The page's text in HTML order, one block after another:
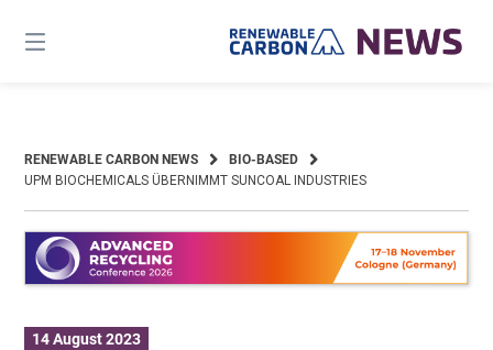
content
RENEWABLE CARBON NEWS
BIO-BASED
UPM BIOCHEMICALS ÜBERNIMMT SUNCOAL INDUSTRIES
14 August 2023